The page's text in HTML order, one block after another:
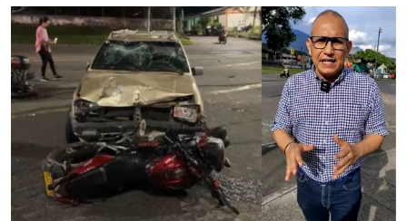
Contenido multimedia principal